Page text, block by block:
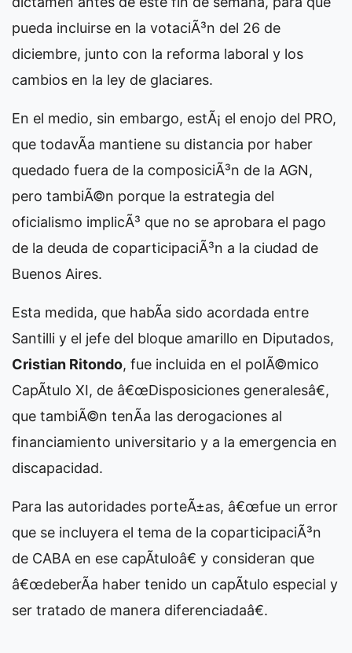
pueda incluirse en la votaciÃ³n del 26 de
diciembre, junto con la reforma laboral y los
cambios en la ley de glaciares.
En el medio, sin embargo, estÃ¡ el enojo del PRO,
que todavÃ­a mantiene su distancia por haber
quedado fuera de la composiciÃ³n de la AGN,
pero tambiÃ©n porque la estrategia del
oficialismo implicÃ³ que no se aprobara el pago
de la deuda de coparticipaciÃ³n a la ciudad de
Buenos Aires.
Esta medida, que habÃ­a sido acordada entre
Santilli y el jefe del bloque amarillo en Diputados,
Cristian Ritondo, fue incluida en el polÃ©mico
CapÃ­tulo XI, de â€œDisposiciones generalesâ€,
que tambiÃ©n tenÃ­a las derogaciones al
financiamiento universitario y a la emergencia en
discapacidad.
Para las autoridades porteÃ±as, â€œfue un error
que se incluyera el tema de la coparticipaciÃ³n
de CABA en ese capÃ­tuloâ€ y consideran que
â€œdeberÃ­a haber tenido un capÃ­tulo especial y
ser tratado de manera diferenciadaâ€.